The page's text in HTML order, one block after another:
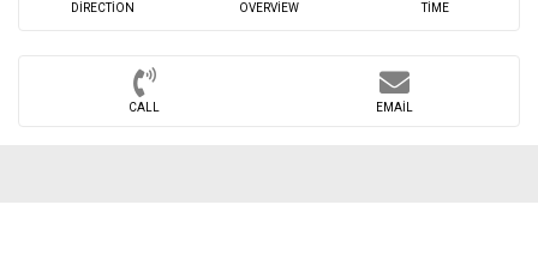
DIRECTION OVERVIEW TIME
CALL EMAIL